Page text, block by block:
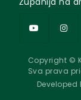
Copyright ©
Sva prava
Developed